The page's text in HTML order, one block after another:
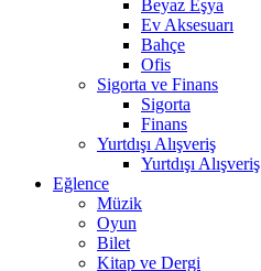
Beyaz Eşya
Ev Aksesuarı
Bahçe
Ofis
Sigorta ve Finans
Sigorta
Finans
Yurtdışı Alışveriş
Yurtdışı Alışveriş
Eğlence
Müzik
Oyun
Bilet
Kitap ve Dergi